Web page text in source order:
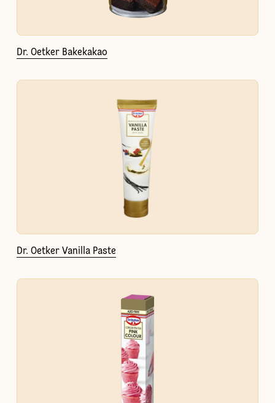
Dr. Oetker Bakekakao
Dr. Oetker Vanilla Paste